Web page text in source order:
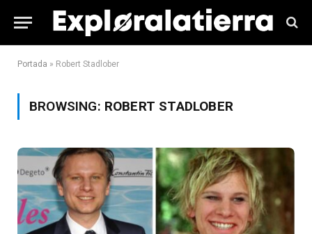
Portada » Robert Stadlober
BROWSING: ROBERT STADLOBER